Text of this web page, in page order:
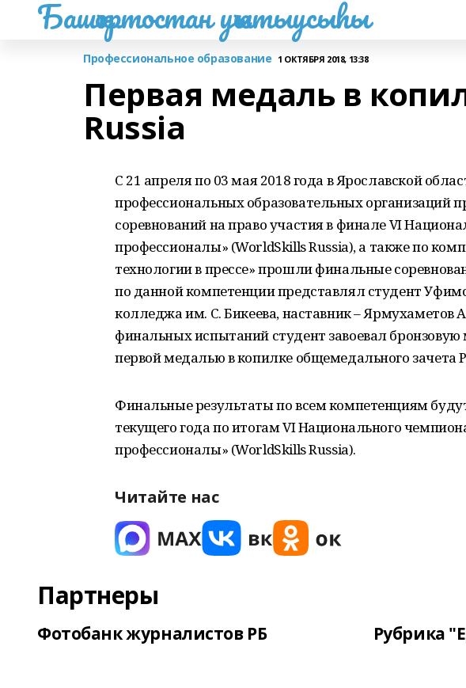
Башҡортостан уҡытыусыһы
Профессиональное образование 1 ОКТЯБРЯ 2018, 13:38
Первая медаль в
Russia
С 21 апреля по 03 мая 2018 года в Ярославской
профессиональных образовательных организаций
соревнований на право участия в финале VI
профессионалы» (WorldSkills Russia), а также по
технологии в прессе» прошли финальные
по данной компетенции представлял студент
колледжа им. С. Бикеева, наставник – Ярмухаметов
финальных испытаний студент завоевал бронзовую
первой медалью в копилке общемедального зачета
Финальные результаты по всем компетенциям
текущего года по итогам VI Национального
профессионалы» (WorldSkills Russia).
Читайте нас
Партнеры
Фотобанк журналистов РБ Рубрика